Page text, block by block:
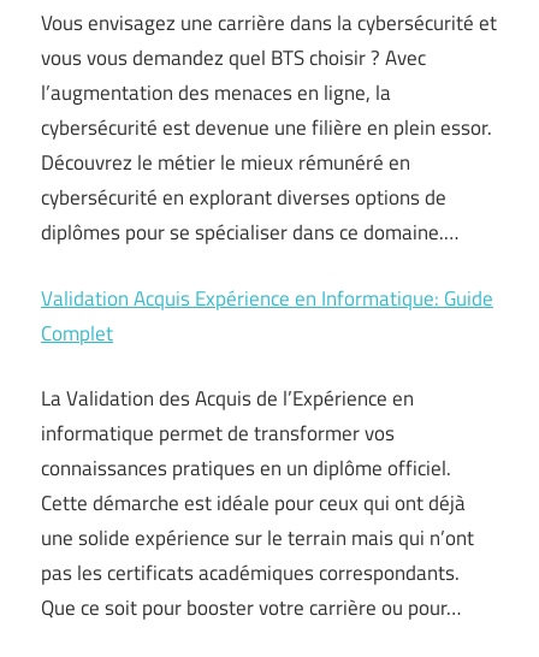
Vous envisagez une carrière dans la cybersécurité et
vous vous demandez quel BTS choisir ? Avec
l’augmentation des menaces en ligne, la
cybersécurité est devenue une filière en plein essor.
Découvrez le métier le mieux rémunéré en
cybersécurité en explorant diverses options de
diplômes pour se spécialiser dans ce domaine.…
Validation Acquis Expérience en Informatique: Guide
Complet
La Validation des Acquis de l’Expérience en
informatique permet de transformer vos
connaissances pratiques en un diplôme officiel.
Cette démarche est idéale pour ceux qui ont déjà
une solide expérience sur le terrain mais qui n’ont
pas les certificats académiques correspondants.
Que ce soit pour booster votre carrière ou pour…